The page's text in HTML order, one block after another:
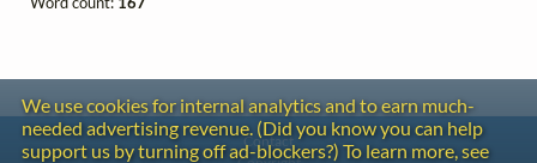
We use cookies for internal analytics and to earn much-
needed advertising revenue. (Did you know you can help
support us by turning off ad-blockers?) To learn more, see
Contact